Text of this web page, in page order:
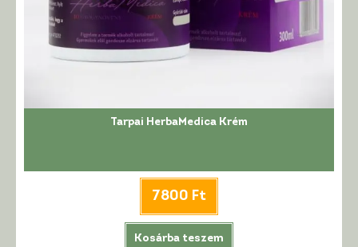
Tarpai HerbaMedica Krém
7800 Ft
Kosárba teszem